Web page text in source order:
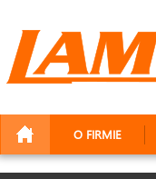
O FIRMIE